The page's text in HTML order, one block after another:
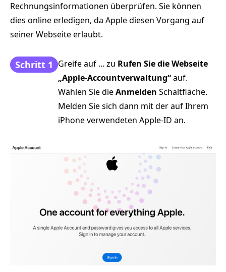
Rechnungsinformationen überprüfen. Sie können
dies online erledigen, da Apple diesen Vorgang auf
seiner Webseite erlaubt.
Schritt 1 Greife auf ... zu Rufen Sie die Webseite
„Apple‑Accountverwaltung“auf.
Wählen Sie dieAnmelden Schaltfläche.
Melden Sie sich dann mit der auf Ihrem
iPhone verwendeten Apple‑ID an.